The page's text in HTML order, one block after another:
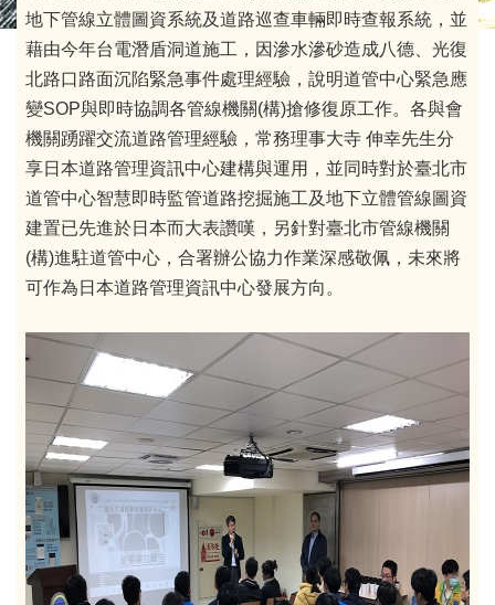
地下管線立體圖資系統及道路巡查車輛即時查報系統，並
藉由今年台電潛盾洞道施工，因滲水滲砂造成八德、光復
北路口路面沉陷緊急事件處理經驗，說明道管中心緊急應
變SOP與即時協調各管線機關(構)搶修復原工作。各與會
機關踴躍交流道路管理經驗，常務理事大寺 伸幸先生分
享日本道路管理資訊中心建構與運用，並同時對於臺北市
道管中心智慧即時監管道路挖掘施工及地下立體管線圖資
建置已先進於日本而大表讚嘆，另針對臺北市管線機關
(構)進駐道管中心，合署辦公協力作業深感敬佩，未來將
可作為日本道路管理資訊中心發展方向。